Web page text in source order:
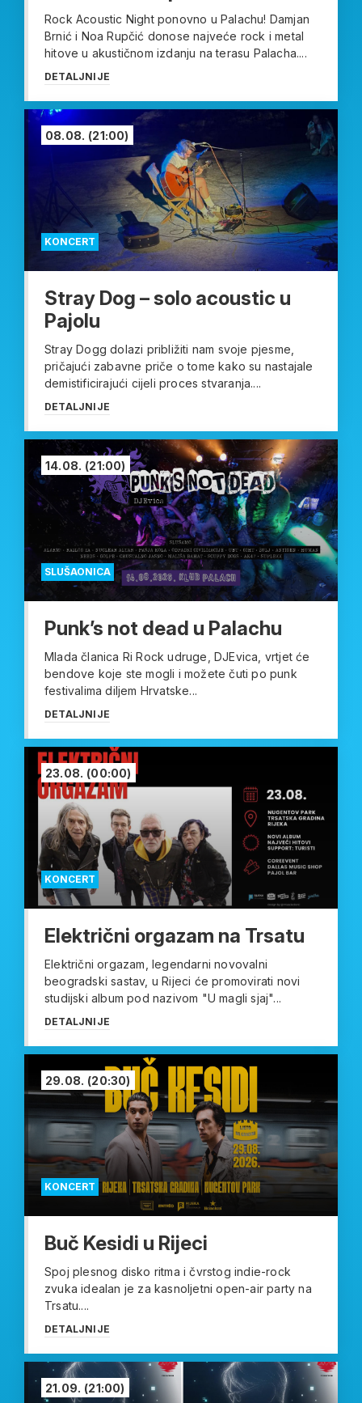
Rock Acoustic Night ponovno u Palachu! Damjan
Brnić i Noa Rupčić donose najveće rock i metal
hitove u akustičnom izdanju na terasu Palacha....
DETALJNIJE
KONCERT
08.08. (21:00)
Stray Dog – solo acoustic u
Pajolu
Stray Dogg dolazi približiti nam svoje pjesme,
pričajući zabavne priče o tome kako su nastajale
demistificirajući cijeli proces stvaranja....
DETALJNIJE
SLUŠAONICA
14.08. (21:00)
Punk’s not dead u Palachu
Mlada članica Ri Rock udruge, DJEvica, vrtjet će
bendove koje ste mogli i možete čuti po punk
festivalima diljem Hrvatske...
DETALJNIJE
KONCERT
23.08. (00:00)
Električni orgazam na Trsatu
Električni orgazam, legendarni novovalni
beogradski sastav, u Rijeci će promovirati novi
studijski album pod nazivom "U magli sjaj"...
DETALJNIJE
KONCERT
29.08. (20:30)
Buč Kesidi u Rijeci
Spoj plesnog disko ritma i čvrstog indie-rock
zvuka idealan je za kasnoljetni open-air party na
Trsatu....
DETALJNIJE
21.09. (21:00)